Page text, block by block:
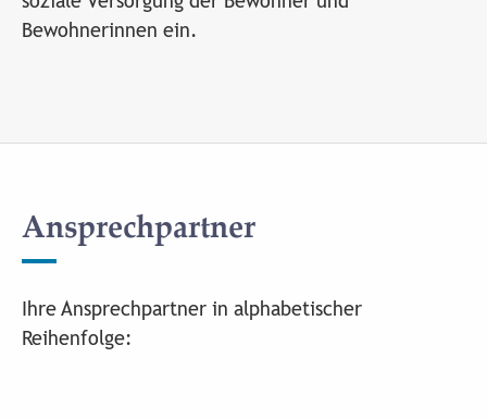
Bewohnerinnen ein.
Ansprechpartner
Ihre Ansprechpartner in alphabetischer
Reihenfolge: